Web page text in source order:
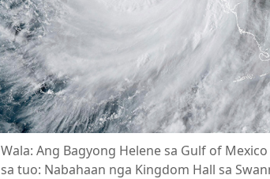
Wala: Ang Bagyong Helene sa Gulf of
sa tuo: Nabahaan nga Kingdom Hall sa